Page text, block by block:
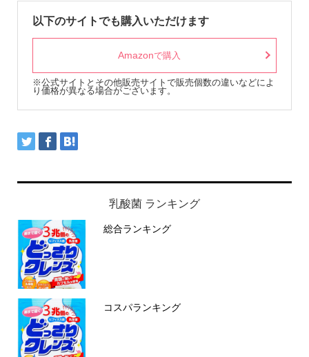
以下のサイトでも購入いただけます
Amazonで購入
※公式サイトとその他販売サイトで販売個数の違いなどによ
り価格が異なる場合がございます。
乳酸菌 ランキング
総合ランキング
コスパランキング